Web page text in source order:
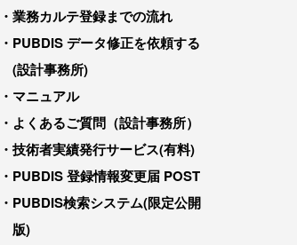
業務カルテ登録までの流れ
PUBDIS データ修正を依頼する
(設計事務所)
マニュアル
よくあるご質問（設計事務所）
技術者実績発行サービス(有料)
PUBDIS 登録情報変更届 POST
PUBDIS検索システム(限定公開
版)